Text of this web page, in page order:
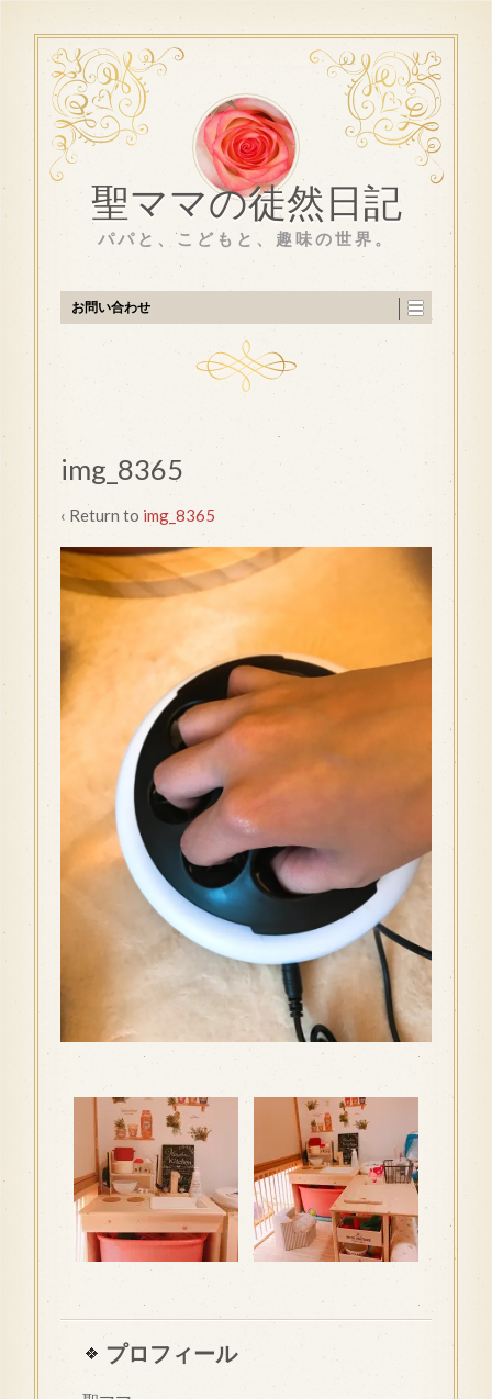
聖ママの徒然日記
パパと、こどもと、趣味の世界。
お問い合わせ
img_8365
‹ Return to img_8365
プロフィール